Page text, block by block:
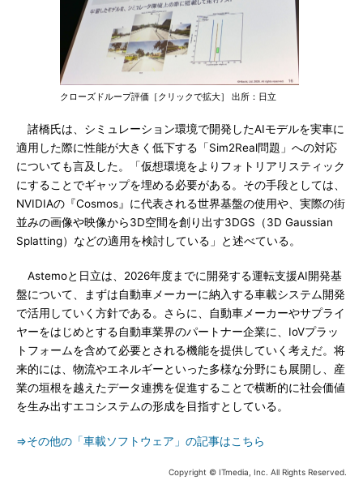
クローズドループ評価［クリックで拡大］ 出所：日立
諸橋氏は、シミュレーション環境で開発したAIモデルを実車に
適用した際に性能が大きく低下する「Sim2Real問題」への対応
についても言及した。「仮想環境をよりフォトリアリスティック
にすることでギャップを埋める必要がある。その手段としては、
NVIDIAの『Cosmos』に代表される世界基盤の使用や、実際の街
並みの画像や映像から3D空間を創り出す3DGS（3D Gaussian
Splatting）などの適用を検討している」と述べている。
Astemoと日立は、2026年度までに開発する運転支援AI開発基
盤について、まずは自動車メーカーに納入する車載システム開発
で活用していく方針である。さらに、自動車メーカーやサプライ
ヤーをはじめとする自動車業界のパートナー企業に、IoVプラッ
トフォームを含めて必要とされる機能を提供していく考えだ。将
来的には、物流やエネルギーといった多様な分野にも展開し、産
業の垣根を越えたデータ連携を促進することで横断的に社会価値
を生み出すエコシステムの形成を目指すとしている。
⇒その他の「車載ソフトウェア」の記事はこちら
Copyright © ITmedia, Inc. All Rights Reserved.